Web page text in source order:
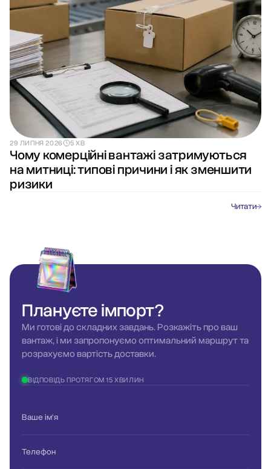
29 ЛИПНЯ 2026 5 ХВ
Чому комерційні вантажі затримуються
на митниці: типові причини і як зменшити
ризики
Читати
Плануєтеімпорт?
Ми готові до складних завдань. Розкажіть про ваш
вантаж, і ми запропонуємо оптимальний маршрут та
розрахуємо вартість доставки.
ВІДПОВІДЬ ПРОТЯГОМ 15 ХВИЛИН
Ваше ім'я
Телефон